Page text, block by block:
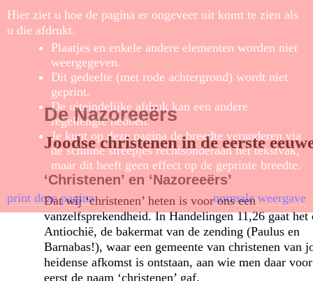
Hier ziet u hoe de pagina er ongeveer uit komt te zien als
u die afdrukt.
Plaatjes en enkele andere elementen worden niet
weergegeven.
Dit gedeelte (met rode achtergrond) wordt niet
geprint.
De uiteindelijke afdruk kan een andere
regellengte hebben.
Je kunt op deze pagina de breedte veranderen via
de schuine streepjes rechtsonderaan het tekstvak,
maar dit heeft geen effect op de geprinte breedte.
normale weergave
print deze pagina
De Nazoreeërs
Joodse christenen in de eerste
‘Christenen’ en ‘Nazoreeërs’
Dat wij ‘christenen’ heten is voor ons een
vanzelfsprekendheid. In Handelingen 11,26 gaat het
Antiochië, de bakermat van de zending (Paulus en
Barnabas!), waar een gemeente van christenen van
heidense afkomst is ontstaan, aan wie men daar
eerst de naam ‘christenen’ gaf.